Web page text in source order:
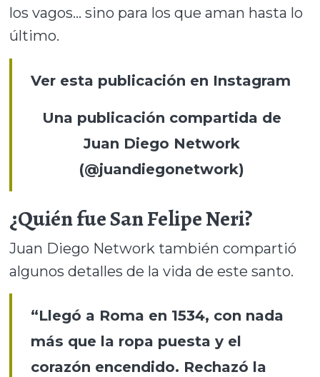
los vagos… sino para los que aman hasta lo
último.
Ver esta publicación en Instagram
Una publicación compartida de
Juan Diego Network
(@juandiegonetwork)
¿Quién fue San Felipe Neri?
Juan Diego Network también compartió
algunos detalles de la vida de este santo.
“Llegó a Roma en 1534, con nada
más que la ropa puesta y el
corazón encendido. Rechazó la